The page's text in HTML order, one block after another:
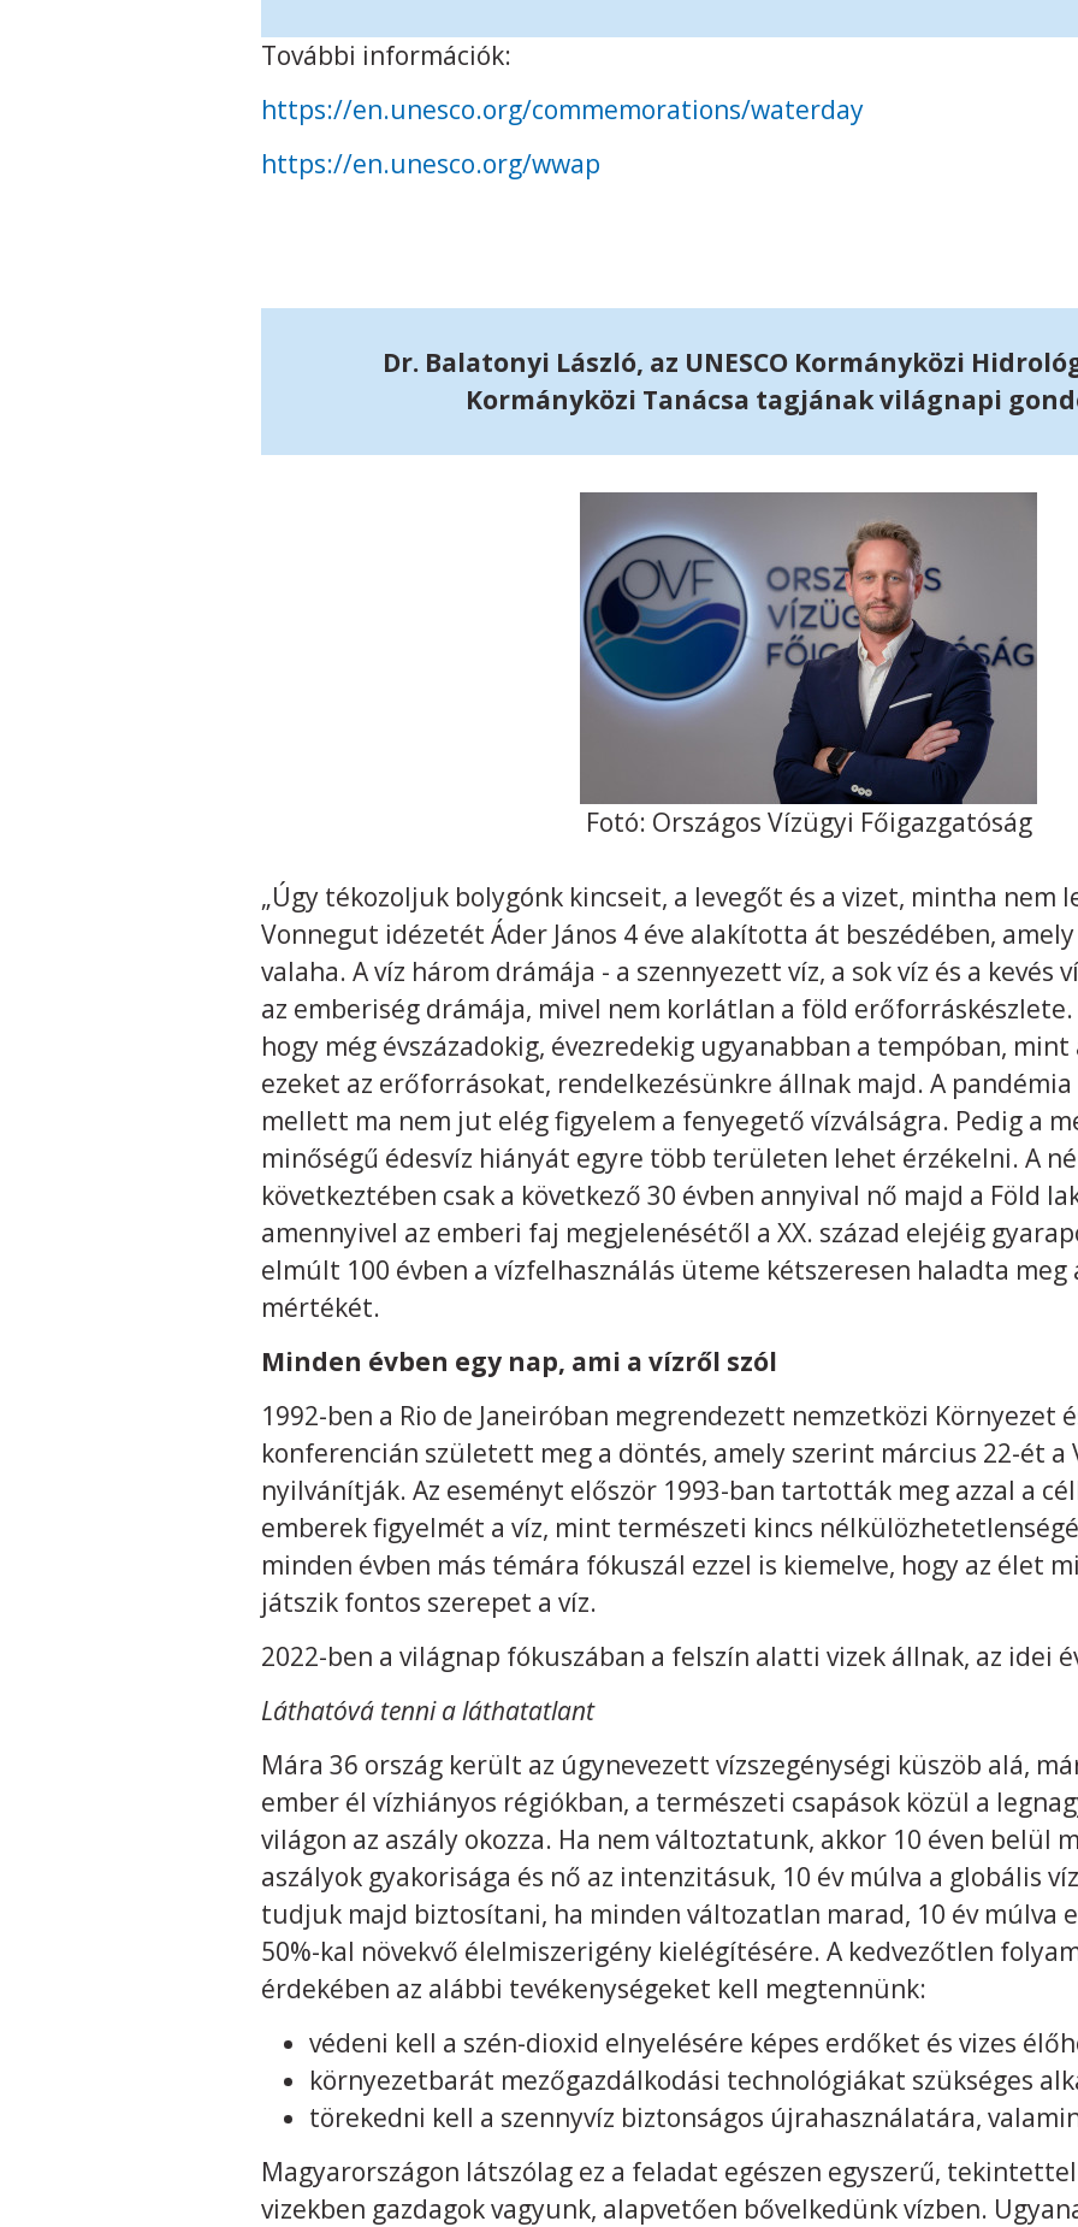
További információk:
https://en.unesco.org/commemorations/waterday
https://en.unesco.org/wwap
Dr. Balatonyi László, az UNESCO Kormányközi
Kormányközi Tanácsa tagjának világnapi
Fotó: Országos Vízügyi Főigazgatóság
„Úgy tékozoljuk bolygónk kincseit, a levegőt és a vizet, mintha nem
Vonnegut idézetét Áder János 4 éve alakította át beszédében,
valaha. A víz három drámája - a szennyezett víz, a sok víz és a kevés
az emberiség drámája, mivel nem korlátlan a föld
hogy még évszázadokig, évezredekig ugyanabban a tempóban,
ezeket az erőforrásokat, rendelkezésünkre állnak majd. A pandémia
mellett ma nem jut elég figyelem a fenyegető vízválságra. Pedig a
minőségű édesvíz hiányát egyre több területen lehet érzékelni. A
következtében csak a következő 30 évben annyival nő majd a Föld
amennyivel az emberi faj megjelenésétől a XX. század elejéig
elmúlt 100 évben a vízfelhasználás üteme kétszeresen haladta meg
mértékét.
Minden évben egy nap, ami a vízről szól
1992-ben a Rio de Janeiróban megrendezett nemzetközi Környezet
konferencián született meg a döntés, amely szerint március 22-ét a
nyilvánítják. Az eseményt először 1993-ban tartották meg azzal a
emberek figyelmét a víz, mint természeti kincs
minden évben más témára fókuszál ezzel is kiemelve, hogy az élet
játszik fontos szerepet a víz.
2022-ben a világnap fókuszában a felszín alatti vizek állnak, az idei
Láthatóvá tenni a láthatatlant
Mára 36 ország került az úgynevezett vízszegénységi küszöb alá,
ember él vízhiányos régiókban, a természeti csapások közül a
világon az aszály okozza. Ha nem változtatunk, akkor 10 éven belül
aszályok gyakorisága és nő az intenzitásuk, 10 év múlva a globális
tudjuk majd biztosítani, ha minden változatlan marad, 10 év múlva
50%-kal növekvő élelmiszerigény kielégítésére. A kedvezőtlen
érdekében az alábbi tevékenységeket kell megtennünk:
védeni kell a szén-dioxid elnyelésére képes erdőket és vizes
környezetbarát mezőgazdálkodási technológiákat szükséges
törekedni kell a szennyvíz biztonságos újrahasználatára,
Magyarországon látszólag ez a feladat egészen egyszerű,
vizekben gazdagok vagyunk, alapvetően bővelkedünk vízben.